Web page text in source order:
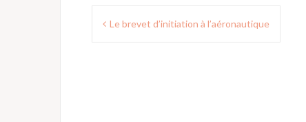
Navigation
Le brevet d’initiation à l’aéronautique